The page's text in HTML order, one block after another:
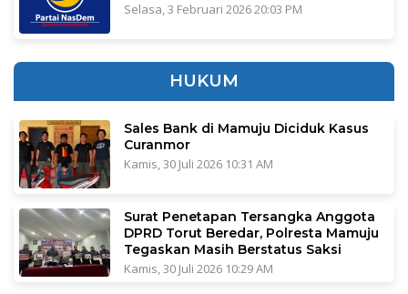
Selasa, 3 Februari 2026 20:03 PM
HUKUM
Sales Bank di Mamuju Diciduk Kasus
Curanmor
Kamis, 30 Juli 2026 10:31 AM
Surat Penetapan Tersangka Anggota
DPRD Torut Beredar, Polresta Mamuju
Tegaskan Masih Berstatus Saksi
Kamis, 30 Juli 2026 10:29 AM